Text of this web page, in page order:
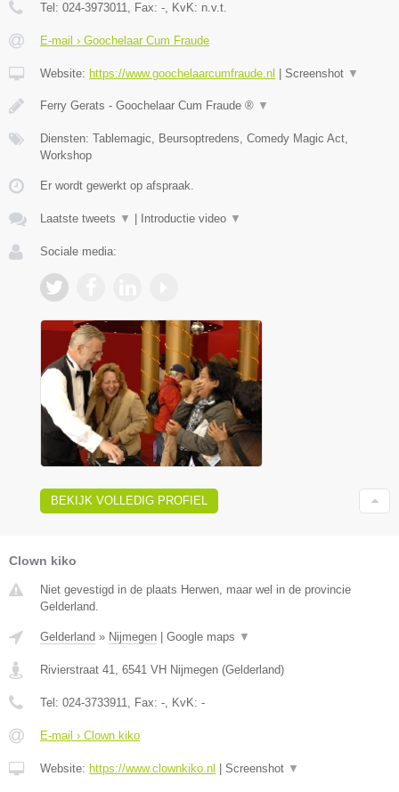
Tel: 024-3973011, Fax: -, KvK: n.v.t.
E-mail › Goochelaar Cum Fraude
Website: https://www.goochelaarcumfraude.nl Screenshot ▼
Ferry Gerats - Goochelaar Cum Fraude ® ▼
Diensten: Tablemagic, Beursoptredens, Comedy Magic Act,
Workshop
Er wordt gewerkt op afspraak.
Laatste tweets ▼ Introductie video ▼
Sociale media:
BEKIJK VOLLEDIG PROFIEL
Clown kiko
Niet gevestigd in de plaats Herwen, maar wel in de provincie
Gelderland.
Gelderland » Nijmegen Google maps ▼
Rivierstraat 41 6541 VH Nijmegen (Gelderland)
Tel: 024-3733911 , Fax: - , KvK: -
E-mail › Clown kiko
Website: https://www.clownkiko.nl Screenshot ▼